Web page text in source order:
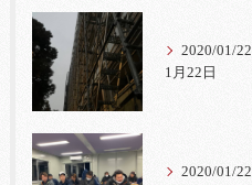
2020/01/22
1月22日
2020/01/22